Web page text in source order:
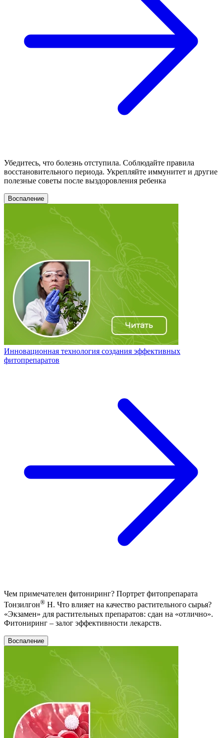
Убедитесь, что болезнь отступила. Соблюдайте правила
восстановительного периода. Укрепляйте иммунитет и другие
полезные советы после выздоровления ребенка
Воспаление
Инновационная технология создания эффективных
фитопрепаратов
Чем примечателен фитониринг? Портрет фитопрепарата
Тонзилгон® Н. Что влияет на качество растительного сырья?
«Экзамен» для растительных препаратов: сдан на «отлично».
Фитониринг – залог эффективности лекарств.
Воспаление